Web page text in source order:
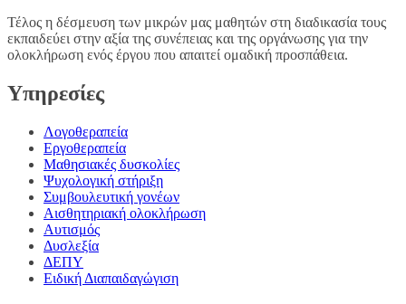
Τέλος η δέσμευση των μικρών μας μαθητών στη διαδικασία τους
εκπαιδεύει στην αξία της συνέπειας και της οργάνωσης για την
ολοκλήρωση ενός έργου που απαιτεί ομαδική προσπάθεια.
Υπηρεσίες
Λογοθεραπεία
Εργοθεραπεία
Μαθησιακές δυσκολίες
Ψυχολογική στήριξη
Συμβουλευτική γονέων
Αισθητηριακή ολοκλήρωση
Αυτισμός
Δυσλεξία
ΔΕΠΥ
Ειδική Διαπαιδαγώγιση